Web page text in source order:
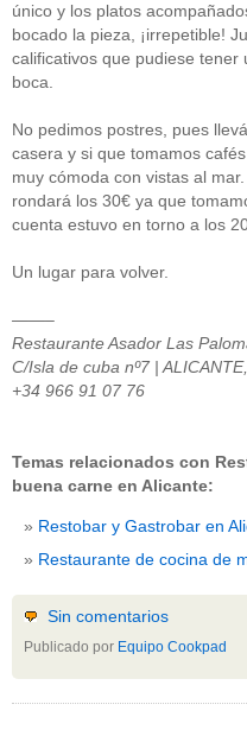
único y los platos
bocado la pieza, ¡irrepetible!
calificativos que pudiese
boca.
No pedimos postres, pues
casera y si que tomamos
muy cómoda con vistas al
rondará los 30€ ya que
cuenta estuvo en torno a los
Un lugar para volver.
——–
Restaurante Asador Las
C/Isla de cuba nº7 |
+34 966 91 07 76
Temas relacionados con
buena carne en Alicante:
Restobar y Gastrobar en
Restaurante de cocina de
Sin comentarios
Publicado por Equipo Cookpad